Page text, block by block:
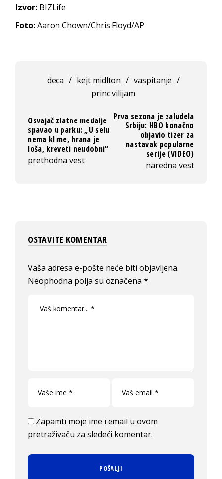
Izvor: BIZLife
Foto:Aaron Chown/Chris Floyd/AP
deca / kejt midlton / vaspitanje /
princ vilijam
Osvajač zlatne medalje
spavao u parku: „U selu
nema klime, hrana je
loša, kreveti neudobni“
prethodna vest
Prva sezona je zaludela
Srbiju: HBO konačno
objavio tizer za
nastavak popularne
serije (VIDEO)
naredna vest
OSTAVITE KOMENTAR
Vaša adresa e-pošte neće biti objavljena.
Neophodna polja su označena*
Zapamti moje ime i email u ovom
pretraživaču za sledeći komentar.